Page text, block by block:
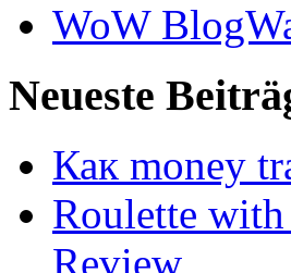
WoW
Neueste
Как money
Roulette
Review